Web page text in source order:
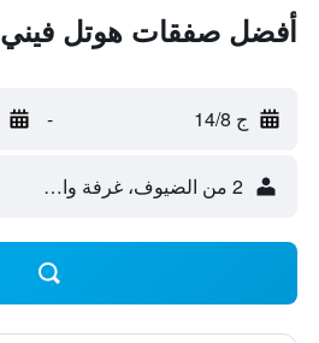
أفضل صفقات هوتل فيني
ج 14/8 -
2 من الضيوف، غرفة واحدة